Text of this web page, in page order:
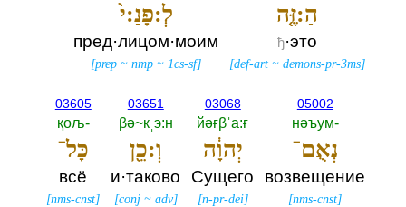
הַ:זֶּ֤ה
ђ·это
[def-art ~demons-pr-3ms]
לְ:פָנַ:י֙
пред·лицом·моим
[prep ~nmp ~1cs-sf]
05002
нәъум-‎
נְאֻם־
возвещение
[nms-cnst]
03068
йәғβˈа:ғ
יְהוָ֔ה
Сущего
[n-pr-dei]
03651
βә~кˌэ:н
וְ:כֵ֖ן
и·таково
[conj~ adv]
03605
қољ-‎
כָּל־
всё
[nms-cnst]